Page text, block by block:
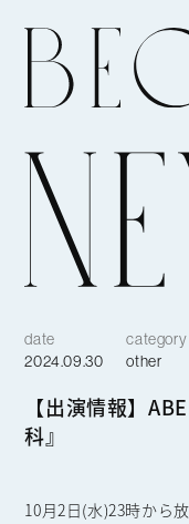
date
2024.09.30
category
other
【出演情報】
科』
10月2日(水)23時から放